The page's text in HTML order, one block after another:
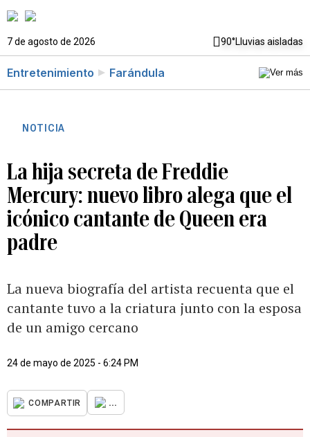
7 de agosto de 2026 90°Lluvias aisladas
Entretenimiento Farándula
NOTICIA
La hija secreta de Freddie
Mercury: nuevo libro alega que el
icónico cantante de Queen era
padre
La nueva biografía del artista recuenta que el
cantante tuvo a la criatura junto con la esposa
de un amigo cercano
24 de mayo de 2025 - 6:24 PM
COMPARTIR ...